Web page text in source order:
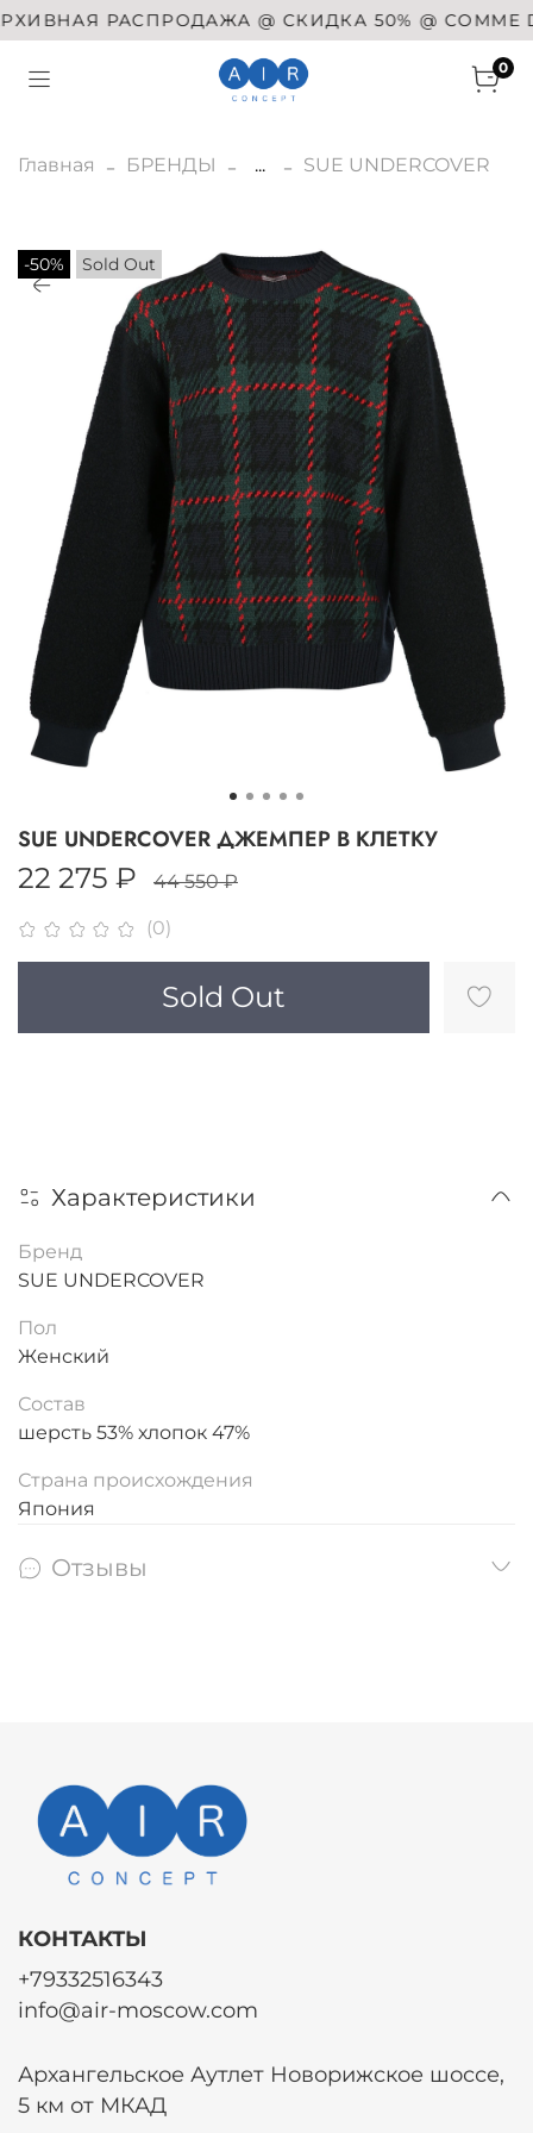
РАСПРОДАЖА @ СКИДКА 50% @ COMME DES
0
Главная БРЕНДЫ ... SUE UNDERCOVER
-50% Sold Out
(0)
SUE UNDERCOVER ДЖЕМПЕР В КЛЕТКУ
22 275 ₽ 44 550 ₽
Sold Out
Характеристики
Бренд
SUE UNDERCOVER
Пол
Женский
Состав
шерсть 53% хлопок 47%
Страна происхождения
Япония
Отзывы
КОНТАКТЫ
+79332516343
info@air-moscow.com
Архангельское Аутлет Новорижское шоссе,
5 км от МКАД